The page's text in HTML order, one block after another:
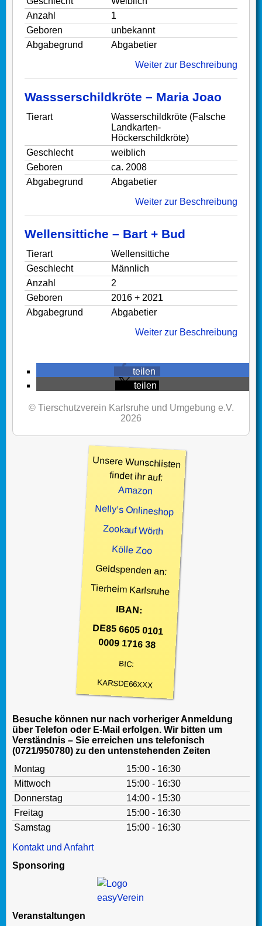
Anzahl
1
Geboren
unbekannt
Abgabegrund
Abgabetier
Weiter zur Beschreibung
Wassserschildkröte – Maria Joao
Tierart
Wasserschildkröte (Falsche
Landkarten-
Höckerschildkröte)
Geschlecht
weiblich
Geboren
ca. 2008
Abgabegrund
Abgabetier
Weiter zur Beschreibung
Wellensittiche – Bart + Bud
Tierart
Wellensittiche
Geschlecht
Männlich
Anzahl
2
Geboren
2016 + 2021
Abgabegrund
Abgabetier
Weiter zur Beschreibung
teilen
teilen
© Tierschutzverein Karlsruhe und Umgebung e.V.
2026
Unsere Wunschlisten
findet ihr auf:
Amazon
Nelly’s Onlineshop
Zookauf Wörth
Kölle Zoo
Geldspenden an:
Tierheim Karlsruhe
IBAN:
DE85 6605 0101
0009 1716 38
BIC:
KARSDE66XXX
Besuche können nur nach vorheriger Anmeldung
über Telefon oder E-Mail erfolgen. Wir bitten um
Verständnis – Sie erreichen uns telefonisch
(0721/950780) zu den untenstehenden Zeiten
Montag
15:00 - 16:30
Mittwoch
15:00 - 16:30
Donnerstag
14:00 - 15:30
Freitag
15:00 - 16:30
Samstag
15:00 - 16:30
Kontakt und Anfahrt
Sponsoring
Veranstaltungen